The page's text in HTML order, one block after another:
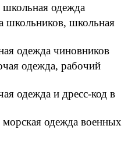
школьная одежда
школьников, школьная
одежда чиновников
одежда, рабочий
одежда и дресс-код в
морская одежда военных